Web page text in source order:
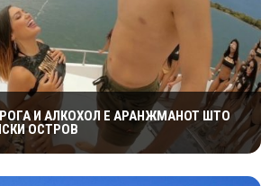
И АЛКОХОЛ Е АРАНЖМАНОТ ШТО
ОСТРОВ